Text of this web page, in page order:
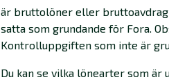
är bruttolöner eller
satta som grundande för Fora.
Kontrolluppgiften som inte är
Du kan se vilka lönearter som är